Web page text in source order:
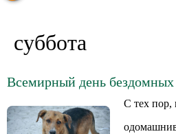
суббота
Всемирный день
С тех пор,